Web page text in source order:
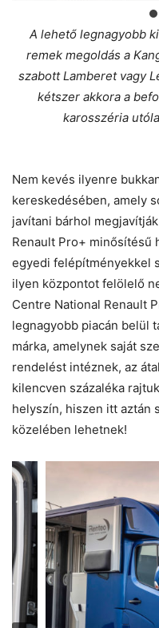
A lehető legnagyobb
remek megoldás a
szabott Lamberet vagy
kétszer akkora a
karosszéria
Nem kevés ilyenre
kereskedésében, amely
javítani bárhol
Renault Pro+ minősítésű
egyedi felépítményekkel
ilyen központot felölelő
Centre National Renault
legnagyobb piacán belül
márka, amelynek saját
rendelést intéznek, az
kilencven százaléka
helyszín, hiszen itt aztán
közelében lehetnek!